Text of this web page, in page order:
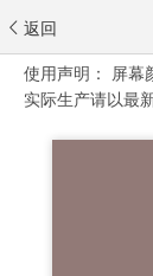
返回
使用声明： 屏幕
实际生产请以最